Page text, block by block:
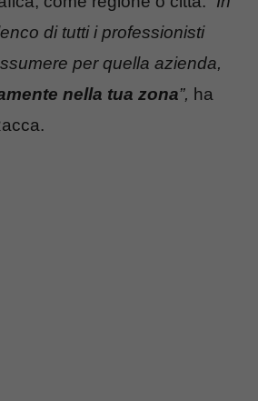
di tutti i professionisti
per quella azienda,
nella tua zona”, ha